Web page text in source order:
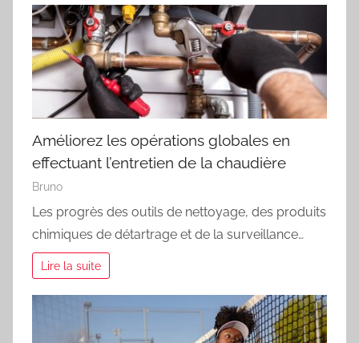
Améliorez les opérations globales en
effectuant l’entretien de la chaudière
Bruno
Les progrès des outils de nettoyage, des produits
chimiques de détartrage et de la surveillance…
Lire la suite